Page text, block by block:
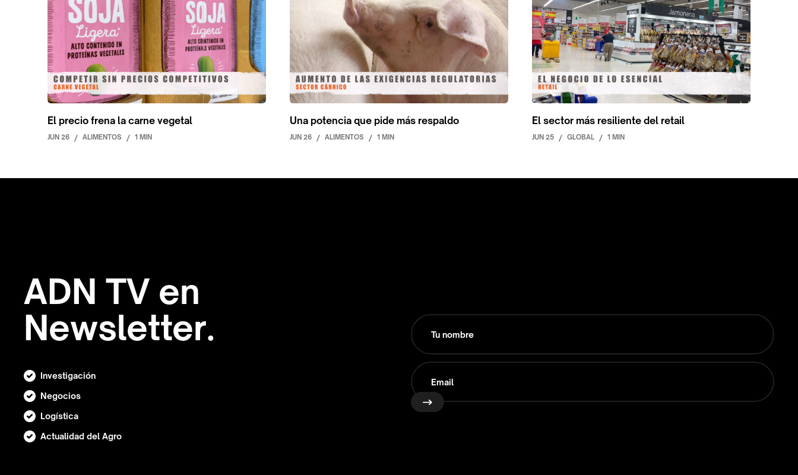
El precio frena la carne vegetal
JUN 26 / ALIMENTOS / 1 MIN
Una potencia que pide más respaldo
JUN 26 / ALIMENTOS / 1 MIN
El sector más resiliente del retail
JUN 25 / GLOBAL / 1 MIN
ADN TV en
Newsletter.
Investigación
Negocios
Logística
Actualidad del Agro